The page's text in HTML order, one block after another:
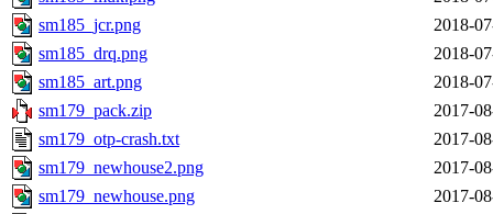
sm185_jcr.png
2018-
sm185_drq.png
2018-
sm185_art.png
2018-
sm179_pack.zip
2017-
sm179_otp-crash.txt
2017-
sm179_newhouse2.png
2017-
sm179_newhouse.png
2017-